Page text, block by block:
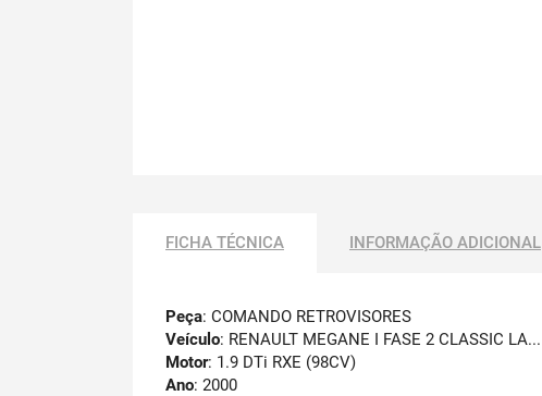
FICHA TÉCNICA INFORMAÇÃO ADICIONAL
Peça: COMANDO RETROVISORES
Veículo: RENAULT MEGANE I FASE 2 CLASSIC LA...
Motor: 1.9 DTi RXE (98CV)
Ano: 2000